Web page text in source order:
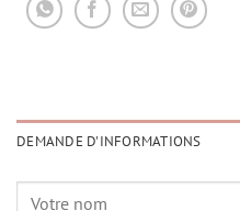
DEMANDE D'INFORMATIONS